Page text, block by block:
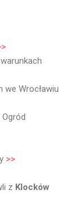
we Wrocławiu
Ogród
>>
z Klocków